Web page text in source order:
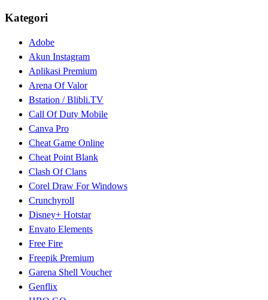
Kategori
Adobe
Akun Instagram
Aplikasi Premium
Arena Of Valor
Bstation / Blibli.TV
Call Of Duty Mobile
Canva Pro
Cheat Game Online
Cheat Point Blank
Clash Of Clans
Corel Draw For Windows
Crunchyroll
Disney+ Hotstar
Envato Elements
Free Fire
Freepik Premium
Garena Shell Voucher
Genflix